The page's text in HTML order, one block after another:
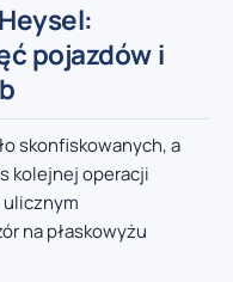
pojazdów i
skonfiskowanych, a
kolejnej operacji
na płaskowyżu